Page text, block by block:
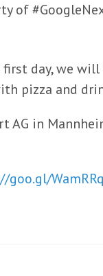
of
day, we
pizza and
AG in
goo.gl/WamRRq